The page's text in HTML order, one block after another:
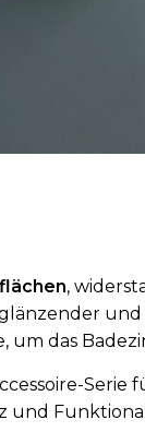
,
und
um das
Serie
und